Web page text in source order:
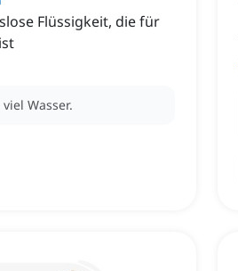
Flüssigkeit, die für
Wasser.